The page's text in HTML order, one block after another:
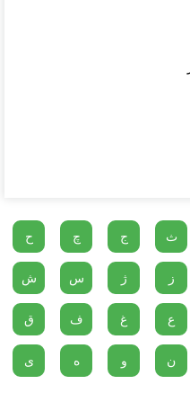
ث ج چ ح
ز ژ س ش
ع غ ف ق
ن و ه ی